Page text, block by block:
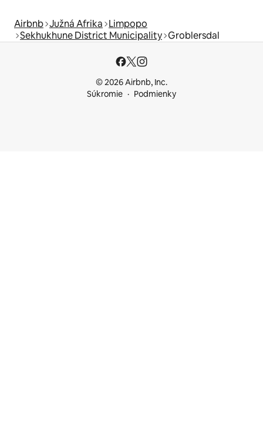
Airbnb Južná Afrika Limpopo
Sekhukhune District Municipality Groblersdal
© 2026 Airbnb, Inc.
Súkromie
Podmienky